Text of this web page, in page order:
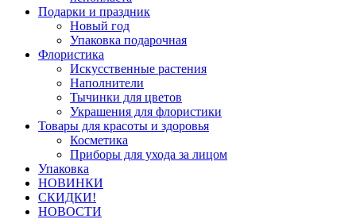
Подарки и праздник
Новый год
Упаковка подарочная
Флористика
Искусственные растения
Наполнители
Тычинки для цветов
Украшения для флористики
Товары для красоты и здоровья
Косметика
Приборы для ухода за лицом
Упаковка
НОВИНКИ
СКИДКИ!
НОВОСТИ